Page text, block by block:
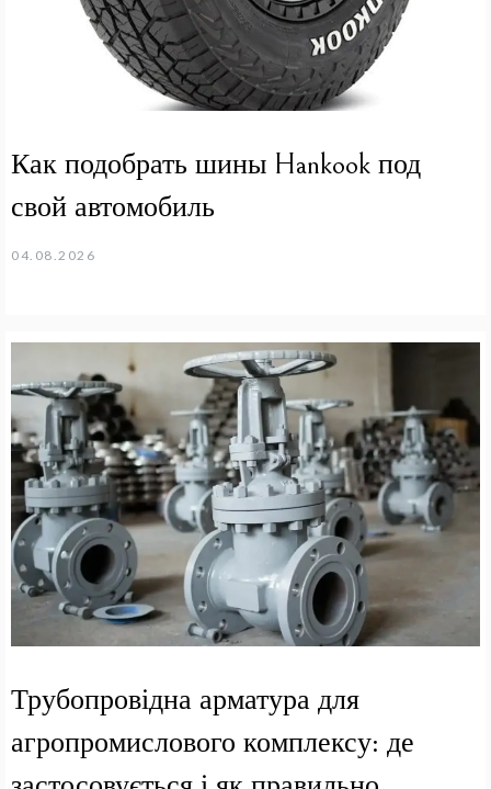
Как подобрать шины Hankook под
свой автомобиль
04.08.2026
Трубопровідна арматура для
агропромислового комплексу: де